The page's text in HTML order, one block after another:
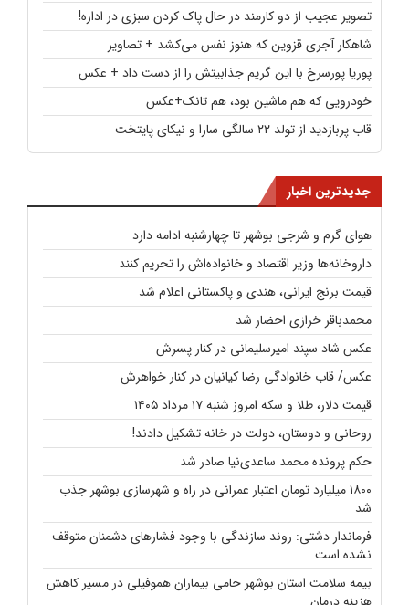
تصویر عجیب از دو کارمند در حال پاک کردن سبزی در اداره!
شاهکار آجری قزوین که هنوز نفس می‌کشد + تصاویر
پوریا پورسرخ با این گریم جذابیتش را از دست داد + عکس
خودرویی که هم ماشین بود، هم تانک+عکس
قاب پربازدید از تولد ۲۲ سالگی سارا و نیکای پایتخت
جدیدترین اخبار
هوای گرم و شرجی بوشهر تا چهارشنبه ادامه دارد
داروخانه‌ها وزیر اقتصاد و خانواده‌اش را تحریم کنند
قیمت برنج ایرانی، هندی و پاکستانی اعلام شد
محمدباقر خرازی احضار شد
عکس شاد سپند امیرسلیمانی در کنار پسرش
عکس/ قاب خانوادگی رضا کیانیان در کنار خواهرش
قیمت دلار، طلا و سکه امروز شنبه ۱۷ مرداد ۱۴۰۵
روحانی و دوستان، دولت در خانه تشکیل دادند!
حکم پرونده محمد ساعدی‌نیا صادر شد
۱۸۰۰ میلیارد تومان اعتبار عمرانی در راه و شهرسازی بوشهر جذب
شد
فرماندار دشتی: روند سازندگی با وجود فشارهای دشمنان متوقف
نشده است
بیمه سلامت استان بوشهر حامی بیماران هموفیلی در مسیر کاهش